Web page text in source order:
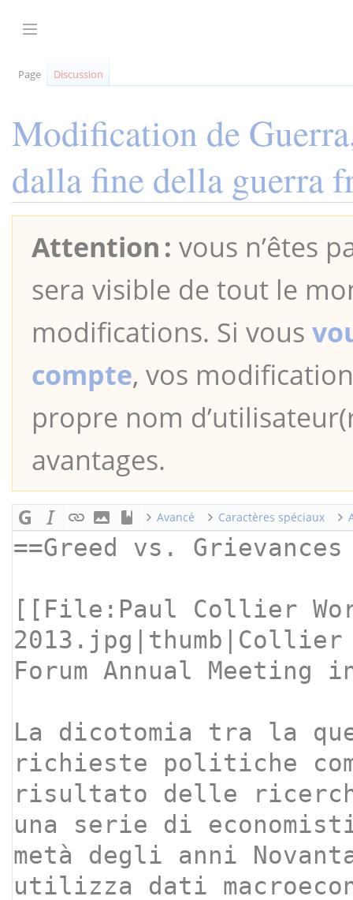
au Afficher / masquer la barre latérale
Page Discussion
Modification de
dalla fine della guerra
Attention : vous n’êtes
sera visible de tout le
modifications. Si vous
compte, vos
propre nom
avantages.
Avancé Caractères spéciaux